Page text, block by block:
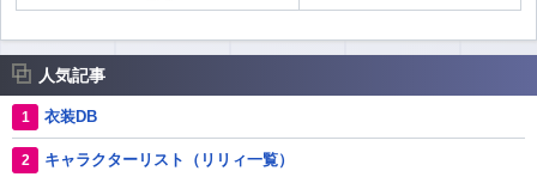
人気記事
衣装DB
キャラクターリスト（リリィ一覧）